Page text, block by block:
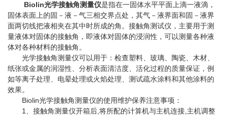
Biolin光学接触角测量仪是指在一固体水平平面上滴一液滴，
固体表面上的固－液－气三相交界点处，其气－液界面和固－液界
面两切线把液相夹在其中时所成的角。接触角测试仪，主要用于测
量液体对固体的接触角，即液体对固体的浸润性，可以测量各种液
体对各种材料的接触角。
光学接触角测量仪可以用于：检查塑料、玻璃、陶瓷、木材、
纸张或金属的润湿性、分析表面清洁度、活化过程的质量保证，例
如等离子处理、电晕处理或火焰处理、测试疏水涂料和其他涂料的
效果。
Biolin光学接触角测量仪的使用维护保养注意事项：
1、接触角测量仪开箱后,将所配的计算机与主机连接,主机调整